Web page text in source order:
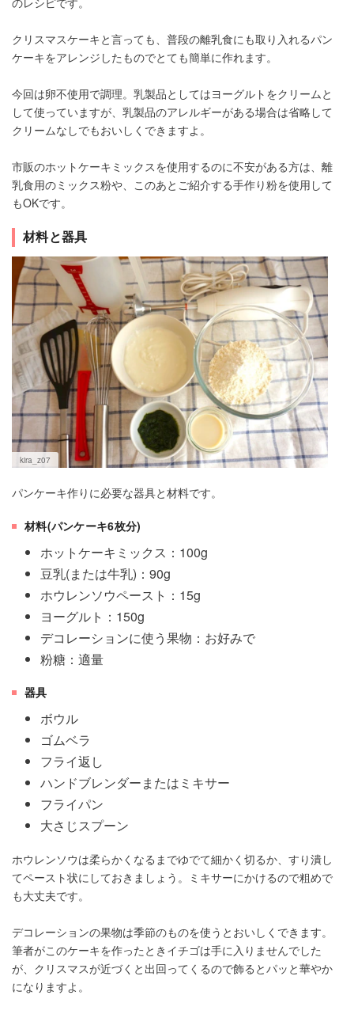
クリスマスケーキと言っても、普段の離乳食にも取り入れるパン
ケーキをアレンジしたものでとても簡単に作れます。
今回は卵不使用で調理。乳製品としてはヨーグルトをクリームと
して使っていますが、乳製品のアレルギーがある場合は省略して
クリームなしでもおいしくできますよ。
市販のホットケーキミックスを使用するのに不安がある方は、離
乳食用のミックス粉や、このあとご紹介する手作り粉を使用して
もOKです。
材料と器具
kira_z07
パンケーキ作りに必要な器具と材料です。
材料(パンケーキ6枚分)
ホットケーキミックス：100g
豆乳(または牛乳)：90g
ホウレンソウペースト：15g
ヨーグルト：150g
デコレーションに使う果物：お好みで
粉糖：適量
器具
ボウル
ゴムベラ
フライ返し
ハンドブレンダーまたはミキサー
フライパン
大さじスプーン
ホウレンソウは柔らかくなるまでゆでて細かく切るか、すり潰し
てペースト状にしておきましょう。ミキサーにかけるので粗めで
も大丈夫です。
デコレーションの果物は季節のものを使うとおいしくできます。
筆者がこのケーキを作ったときイチゴは手に入りませんでした
が、クリスマスが近づくと出回ってくるので飾るとパッと華やか
になりますよ。